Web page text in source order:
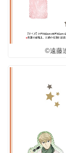
©遠藤